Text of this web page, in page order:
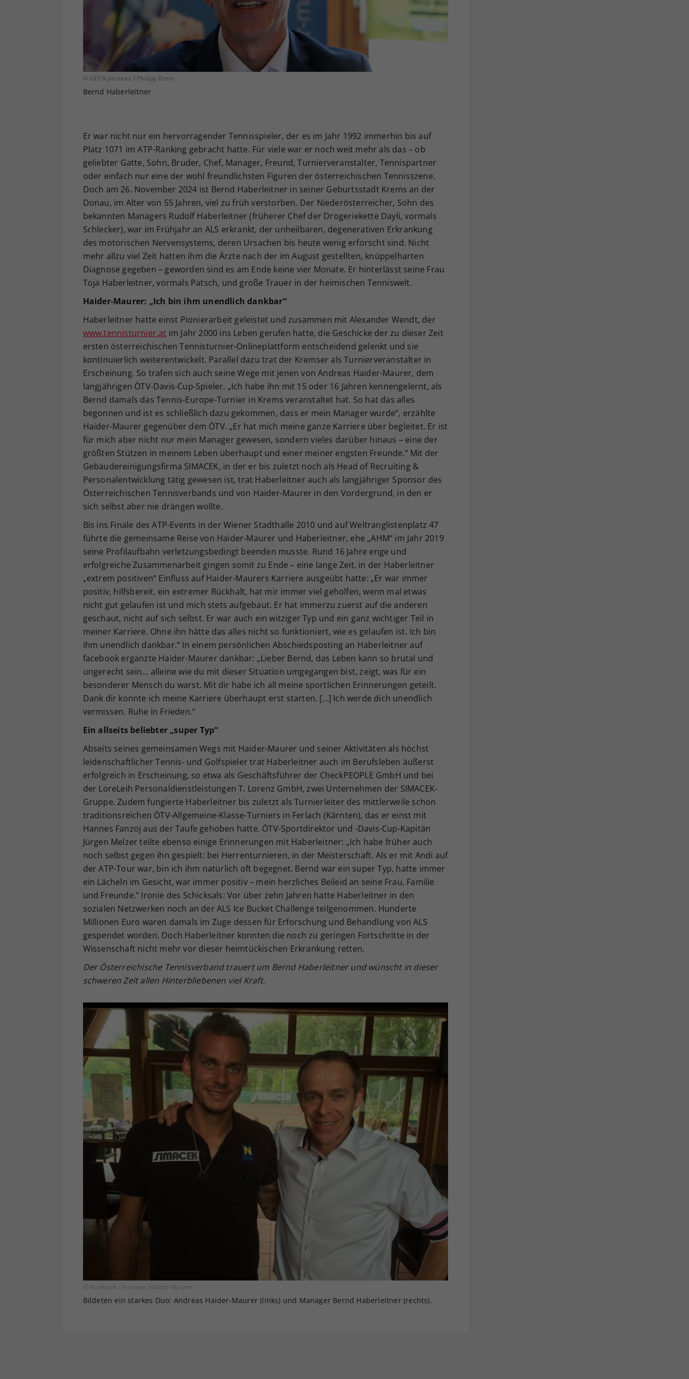
© GEPA pictures / Philipp Brem
Bernd Haberleitner
Er war nicht nur ein hervorragender Tennisspieler, der es im Jahr 1992 immerhin bis auf
Platz 1071 im ATP-Ranking gebracht hatte. Für viele war er noch weit mehr als das – ob
geliebter Gatte, Sohn, Bruder, Chef, Manager, Freund, Turnierveranstalter, Tennispartner
oder einfach nur eine der wohl freundlichsten Figuren der österreichischen Tennisszene.
Doch am 26. November 2024 ist Bernd Haberleitner in seiner Geburtsstadt Krems an der
Donau, im Alter von 55 Jahren, viel zu früh verstorben. Der Niederösterreicher, Sohn des
bekannten Managers Rudolf Haberleitner (früherer Chef der Drogeriekette Dayli, vormals
Schlecker), war im Frühjahr an ALS erkrankt, der unheilbaren, degenerativen Erkrankung
des motorischen Nervensystems, deren Ursachen bis heute wenig erforscht sind. Nicht
mehr allzu viel Zeit hatten ihm die Ärzte nach der im August gestellten, knüppelharten
Diagnose gegeben – geworden sind es am Ende keine vier Monate. Er hinterlässt seine Frau
Toja Haberleitner, vormals Patsch, und große Trauer in der heimischen Tenniswelt.
Haider-Maurer: „Ich bin ihm unendlich dankbar“
Haberleitner hatte einst Pionierarbeit geleistet und zusammen mit Alexander Wendt, der
www.tennisturnier.at im Jahr 2000 ins Leben gerufen hatte, die Geschicke der zu dieser Zeit
ersten österreichischen Tennisturnier-Onlineplattform entscheidend gelenkt und sie
kontinuierlich weiterentwickelt. Parallel dazu trat der Kremser als Turnierveranstalter in
Erscheinung. So trafen sich auch seine Wege mit jenen von Andreas Haider-Maurer, dem
langjährigen ÖTV-Davis-Cup-Spieler. „Ich habe ihn mit 15 oder 16 Jahren kennengelernt, als
Bernd damals das Tennis-Europe-Turnier in Krems veranstaltet hat. So hat das alles
begonnen und ist es schließlich dazu gekommen, dass er mein Manager wurde“, erzählte
Haider-Maurer gegenüber dem ÖTV. „Er hat mich meine ganze Karriere über begleitet. Er ist
für mich aber nicht nur mein Manager gewesen, sondern vieles darüber hinaus – eine der
größten Stützen in meinem Leben überhaupt und einer meiner engsten Freunde.“ Mit der
Gebäudereinigungsfirma SIMACEK, in der er bis zuletzt noch als Head of Recruiting &
Personalentwicklung tätig gewesen ist, trat Haberleitner auch als langjähriger Sponsor des
Österreichischen Tennisverbands und von Haider-Maurer in den Vordergrund, in den er
sich selbst aber nie drängen wollte.
Bis ins Finale des ATP-Events in der Wiener Stadthalle 2010 und auf Weltranglistenplatz 47
führte die gemeinsame Reise von Haider-Maurer und Haberleitner, ehe „AHM“ im Jahr 2019
seine Profilaufbahn verletzungsbedingt beenden musste. Rund 16 Jahre enge und
erfolgreiche Zusammenarbeit gingen somit zu Ende – eine lange Zeit, in der Haberleitner
„extrem positiven“ Einfluss auf Haider-Maurers Karriere ausgeübt hatte: „Er war immer
positiv, hilfsbereit, ein extremer Rückhalt, hat mir immer viel geholfen, wenn mal etwas
nicht gut gelaufen ist und mich stets aufgebaut. Er hat immerzu zuerst auf die anderen
geschaut, nicht auf sich selbst. Er war auch ein witziger Typ und ein ganz wichtiger Teil in
meiner Karriere. Ohne ihn hätte das alles nicht so funktioniert, wie es gelaufen ist. Ich bin
ihm unendlich dankbar.“ In einem persönlichen Abschiedsposting an Haberleitner auf
facebook ergänzte Haider-Maurer dankbar: „Lieber Bernd, das Leben kann so brutal und
ungerecht sein… alleine wie du mit dieser Situation umgegangen bist, zeigt, was für ein
besonderer Mensch du warst. Mit dir habe ich all meine sportlichen Erinnerungen geteilt.
Dank dir konnte ich meine Karriere überhaupt erst starten. […] Ich werde dich unendlich
vermissen. Ruhe in Frieden.“
Ein allseits beliebter „super Typ“
Abseits seines gemeinsamen Wegs mit Haider-Maurer und seiner Aktivitäten als höchst
leidenschaftlicher Tennis- und Golfspieler trat Haberleitner auch im Berufsleben äußerst
erfolgreich in Erscheinung, so etwa als Geschäftsführer der CheckPEOPLE GmbH und bei
der LoreLeih Personaldienstleistungen T. Lorenz GmbH, zwei Unternehmen der SIMACEK-
Gruppe. Zudem fungierte Haberleitner bis zuletzt als Turnierleiter des mittlerweile schon
traditionsreichen ÖTV-Allgemeine-Klasse-Turniers in Ferlach (Kärnten), das er einst mit
Hannes Fanzoj aus der Taufe gehoben hatte. ÖTV-Sportdirektor und -Davis-Cup-Kapitän
Jürgen Melzer teilte ebenso einige Erinnerungen mit Haberleitner: „Ich habe früher auch
noch selbst gegen ihn gespielt: bei Herrenturnieren, in der Meisterschaft. Als er mit Andi auf
der ATP-Tour war, bin ich ihm natürlich oft begegnet. Bernd war ein super Typ, hatte immer
ein Lächeln im Gesicht, war immer positiv – mein herzliches Beileid an seine Frau, Familie
und Freunde.“ Ironie des Schicksals: Vor über zehn Jahren hatte Haberleitner in den
sozialen Netzwerken noch an der ALS Ice Bucket Challenge teilgenommen. Hunderte
Millionen Euro waren damals im Zuge dessen für Erforschung und Behandlung von ALS
gespendet worden. Doch Haberleitner konnten die noch zu geringen Fortschritte in der
Wissenschaft nicht mehr vor dieser heimtückischen Erkrankung retten.
Der Österreichische Tennisverband trauert um Bernd Haberleitner und wünscht in dieser
schweren Zeit allen Hinterbliebenen viel Kraft.
© facebook / Andreas Haider-Maurer
Bildeten ein starkes Duo: Andreas Haider-Maurer (links) und Manager Bernd Haberleitner (rechts).
Ihrer vorgenommen Einstellungen, falls der
Webseiten-Betreiber dies eingestellt hat.